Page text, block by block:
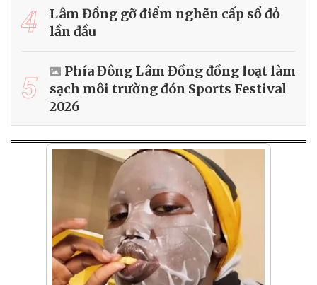
4
Lâm Đồng gỡ điểm nghẽn cấp sổ đỏ
lần đầu
5
Phía Đông Lâm Đồng đồng loạt làm
sạch môi trường đón Sports Festival
2026